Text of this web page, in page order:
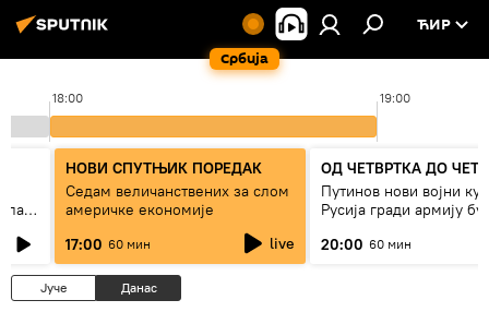
Србија
ЋИР
18:00 19:00
НОВИ СПУТЊИК ПОРЕДАК
Седам величанствених за слом
америчке економије
17:00 60 мин live
ОД ЧЕТВРТКА ДО
Путинов нови војни
Русија гради армију
20:00 60 мин
Јуче Данас